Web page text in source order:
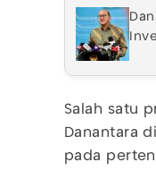
Salah satu
Danantara
pada